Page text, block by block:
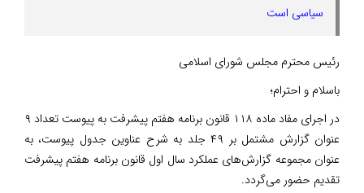
سیاسی است
رئیس محترم مجلس شورای اسلامی
باسلام و احترام؛
در اجرای مفاد ماده ۱۱۸ قانون برنامه هفتم پیشرفت به پیوست تعداد ۹
عنوان گزارش مشتمل بر ۴۹ جلد به شرح عناوین جدول پیوست، به
عنوان مجموعه گزارش‌های عملکرد سال اول قانون برنامه هفتم پیشرفت
تقدیم حضور می‌گردد.